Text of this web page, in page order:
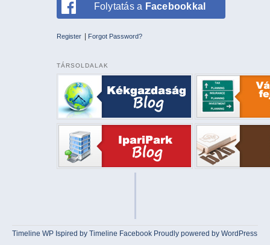
Folytatás a Facebookkal
Register Forgot Password?
TÁRSOLDALAK
Timeline WP Ispired byTimeline Facebook Proudly powered by WordPress